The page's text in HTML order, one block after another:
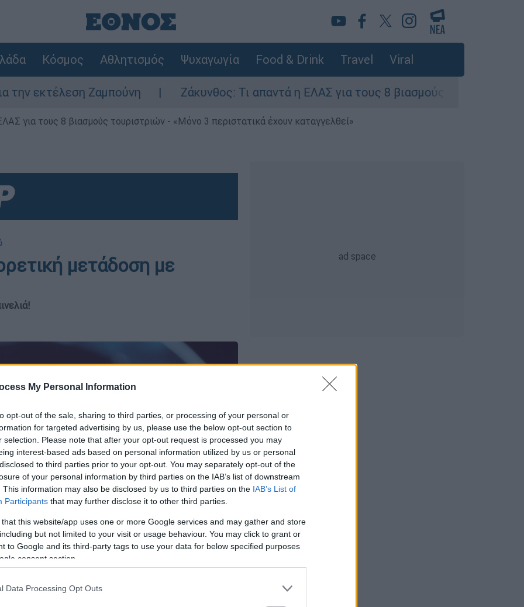
My Personal Information
opt-out of the sale, sharing to third parties, or processing of your personal or
for targeted advertising by us, please use the below opt-out section to
selection. Please note that after your opt-out request is processed you may
interest-based ads based on personal information utilized by us or personal
to third parties prior to your opt-out. You may separately opt-out of the
of your personal information by third parties on the IAB’s list of downstream
This information may also be disclosed by us to third parties on the IAB’s List of
Participants that may further disclose it to other third parties.
that this website/app uses one or more Google services and may gather and store
but not limited to your visit or usage behaviour. You may click to grant or
to Google and its third-party tags to use your data for below specified purposes
consent section.
Data Processing Opt Outs
Κόσμος Αθλητισμός Ψυχαγωγία Food & Drink Travel Viral
Ζαμπούνη Ζάκυνθος: Τι απαντά η ΕΛΑΣ για τους 8 βιασμούς τουριστριών -
για τους 8 βιασμούς τουριστριών - «Μόνο 3 περιστατικά έχουν καταγγελθεί»
μετάδοση με